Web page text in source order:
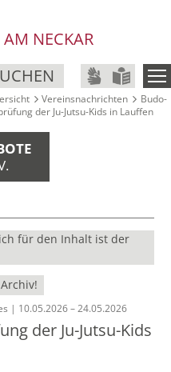
NECKAR
Vereinsnachrichten
Budo-
der Ju-Jutsu-Kids in Lauffen
für den Inhalt ist der
| 10.05.2026 – 24.05.2026
der Ju-Jutsu-Kids